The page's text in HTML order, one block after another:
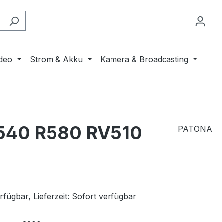
Strom & Akku
Kamera & Broadcasting
R580 RV510
PATONA
Lieferzeit: Sofort verfügbar